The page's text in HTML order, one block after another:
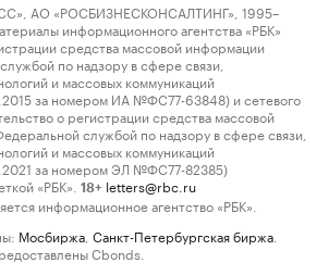
АО «РОСБИЗНЕСКОНСАЛТИНГ», 1995–
информационного агентства «РБК»
средства массовой информации
по надзору в сфере связи,
и массовых коммуникаций
за номером ИА №ФС77-63848) и сетевого
о регистрации средства массовой
службой по надзору в сфере связи,
и массовых коммуникаций
за номером ЭЛ №ФС77-82385)
«РБК».
18+ letters@rbc.ru
информационное агентство «РБК».
Мосбиржа Санкт-Петербургская биржа
Cbonds.